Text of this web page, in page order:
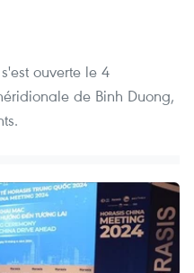
ouverte le 4
de Binh Duong,